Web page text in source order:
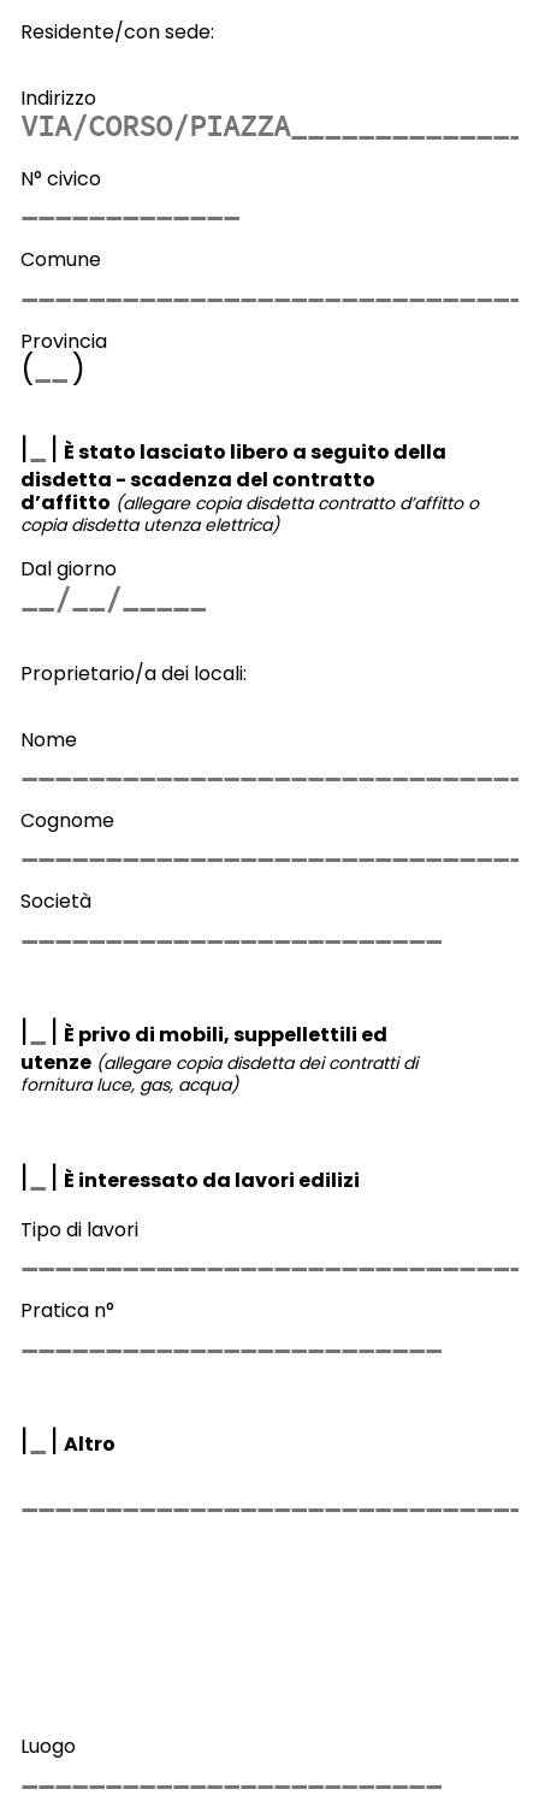
Residente/con sede:
Indirizzo
N° civico
Comune
Provincia
( )
| | È stato lasciato libero a seguito della
disdetta - scadenza del contratto
d’affitto (allegare copia disdetta contratto d’affitto o
copia disdetta utenza elettrica)
Dal giorno
Proprietario/a dei locali:
Nome
Cognome
Società
| | È privo di mobili, suppellettili ed
utenze (allegare copia disdetta dei contratti di
fornitura luce, gas, acqua)
| | È interessato da lavori edilizi
Tipo di lavori
Pratica n°
| | Altro
Luogo